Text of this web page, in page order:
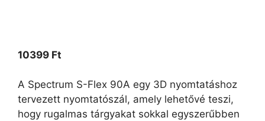
10399 Ft
A Spectrum S-Flex 90A egy 3D nyomtatáshoz
tervezett nyomtatószál, amely lehetővé teszi,
hogy rugalmas tárgyakat sokkal egyszerűbben